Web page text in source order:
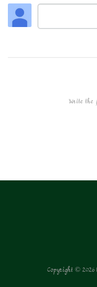
Write the
Copyright ©